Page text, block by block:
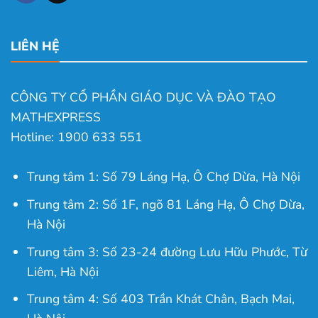
LIÊN HỆ
CÔNG TY CỔ PHẦN GIÁO DỤC VÀ ĐÀO TẠO
MATHEXPRESS
Hotline: 1900 633 551
Trung tâm 1: Số 79 Láng Hạ, Ô Chợ Dừa, Hà Nội
Trung tâm 2: Số 1F, ngõ 81 Láng Hạ, Ô Chợ Dừa,
Hà Nội
Trung tâm 3: Số 23-24 đường Lưu Hữu Phước, Từ
Liêm, Hà Nội
Trung tâm 4: Số 403 Trần Khát Chân, Bạch Mai,